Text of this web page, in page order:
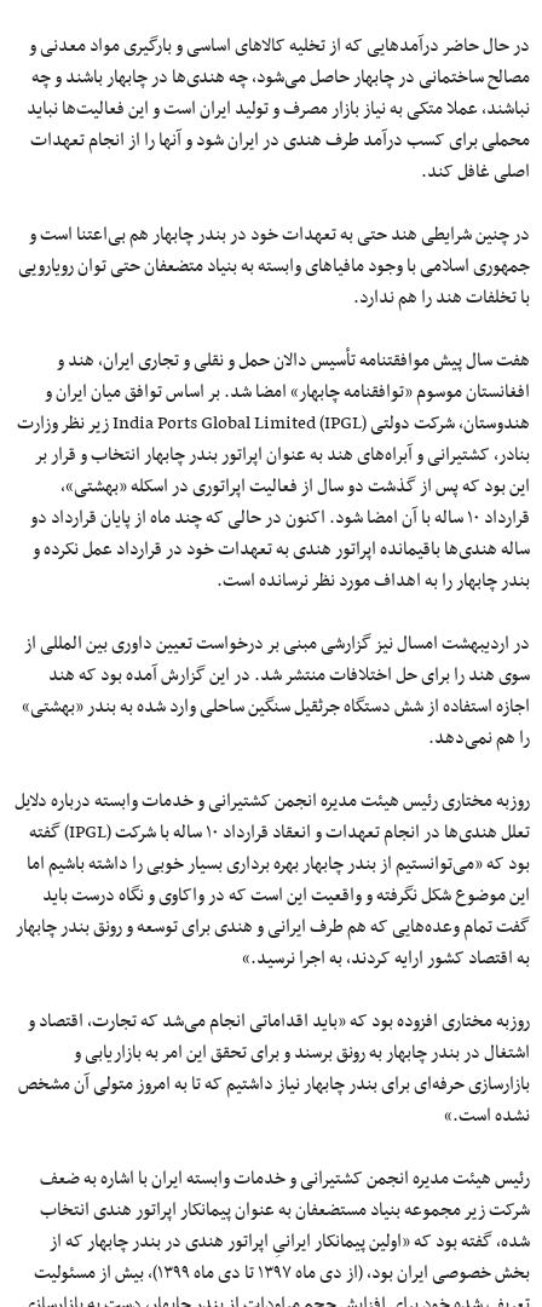
در حال حاضر درآمدهایی که از تخلیه کالاهای اساسی و بارگیری مواد معدنی و
مصالح ساختمانی در چابهار حاصل می‌شود، چه هندی‌ها در چابهار باشند و چه
نباشند، عملا متکی به نیاز بازار مصرف و تولید ایران است و این فعالیت‌ها نباید
محملی برای کسب درآمد طرف هندی در ایران شود و آنها را از انجام تعهدات
اصلی غافل کند.
در چنین شرایطی هند حتی به تعهدات خود در بندر چابهار هم بی‌اعتنا است و
جمهوری اسلامی با وجود مافیاهای وابسته به بنیاد متضعفان حتی توان رویارویی
با تخلفات هند را هم ندارد.
هفت سال پیش موافقتنامه تأسیس دالان حمل و نقلی و تجاری ایران، هند و
افغانستان موسوم «توافقنامه چابهار» امضا شد. بر اساس توافق میان ایران و
هندوستان، شرکت دولتی India Ports Global Limited (IPGL) زیر نظر وزارت
بنادر، کشتیرانی و آبراه‌های هند به عنوان اپراتور بندر چابهار انتخاب و قرار بر
این بود که پس از گذشت دو سال از فعالیت اپراتوری در اسکله «بهشتی»،
قرارداد ۱۰ ساله با آن امضا شود. اکنون در حالی که چند ماه از پایان قرارداد دو
ساله هندی‌ها باقیمانده اپراتور هندی به تعهدات خود در قرارداد عمل نکرده و
بندر چابهار را به اهداف مورد نظر نرسانده است.
در اردیبهشت امسال نیز گزارشی مبنی بر درخواست تعیین داوری بین المللی از
سوی هند را برای حل اختلافات منتشر شد. در این گزارش آمده بود که هند
اجازه استفاده از شش دستگاه جرثقیل سنگین ساحلی وارد شده به بندر «بهشتی»
را هم نمی‌دهد.
روزبه مختاری رئیس هیئت مدیره انجمن کشتیرانی و خدمات وابسته درباره دلایل
تعلل هندی‌ها در انجام تعهدات و انعقاد قرارداد ۱۰ ساله با شرکت (IPGL) گفته
بود که «می‌توانستیم از بندر چابهار بهره برداری بسیار خوبی را داشته باشیم اما
این موضوع شکل نگرفته و واقعیت این است که در واکاوی و نگاه درست باید
گفت تمام وعده‌هایی که هم طرف ایرانی و هندی برای توسعه و رونق بندر چابهار
به اقتصاد کشور ارایه کردند، به اجرا نرسید.»
روزبه مختاری افزوده بود که «باید اقداماتی انجام می‌شد که تجارت، اقتصاد و
اشتغال در بندر چابهار به رونق برسند و برای تحقق این امر به بازاریابی و
بازارسازی حرفه‌ای برای بندر چابهار نیاز داشتیم که تا به امروز متولی آن مشخص
نشده است.»
رئیس هیئت مدیره انجمن کشتیرانی و خدمات وابسته ایران با اشاره به ضعف
شرکت زیر مجموعه بنیاد مستضعفان به عنوان پیمانکار اپراتور هندی انتخاب
شده، گفته بود که «اولین پیمانکار ایرانیِ اپراتور هندی در بندر چابهار که از
بخش خصوصی ایران بود، (از دی ماه ۱۳۹۷ تا دی ماه ۱۳۹۹)، بیش از مسئولیت